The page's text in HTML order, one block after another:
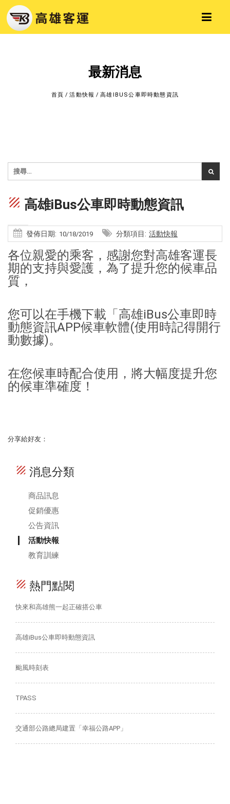
最新消息
首頁 /活動快報 /高雄IBUS公車即時動態資訊
texture 高雄iBus公車即時動態資訊
發佈日期: 10/18/2019 分類項目: 活動快報
各位親愛的乘客，感謝您對高雄客運長
期的支持與愛護，為了提升您的候車品
質，
您可以在手機下載「高雄iBus公車即時
動態資訊APP候車軟體(使用時記得開行
動數據)。
在您候車時配合使用，將大幅度提升您
的候車準確度！
分享給好友：
texture 消息分類
商品訊息
促銷優惠
公告資訊
活動快報
教育訓練
texture 熱門點閱
快來和高雄熊一起正確搭公車
高雄iBus公車即時動態資訊
颱風時刻表
TPASS
交通部公路總局建置「幸福公路APP」